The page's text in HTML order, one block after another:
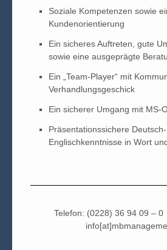
Soziale Kompetenzen sowie
Kundenorientierung
Ein sicheres Auftreten, gute
sowie eine ausgeprägte
Ein „Team-Player“ mit
Verhandlungsgeschick
Ein sicherer Umgang mit MS-
Präsentationssichere
Englischkenntnisse in Wort
Telefon: (0228) 36 94